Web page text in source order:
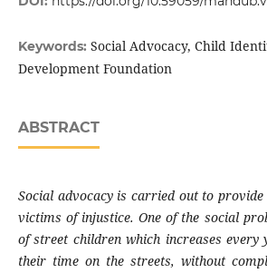
Keywords: Social Advocacy, Child
Development Foundation
ABSTRACT
Social advocacy is carried out to provide
victims of injustice. One of the social
of street children which increases every
their time on the streets, without